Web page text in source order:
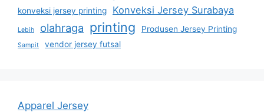
konveksi jersey printing
Konveksi Jersey Surabaya
Lebih olahraga printing Produsen Jersey Printing
Sampit vendor jersey futsal
Apparel Jersey